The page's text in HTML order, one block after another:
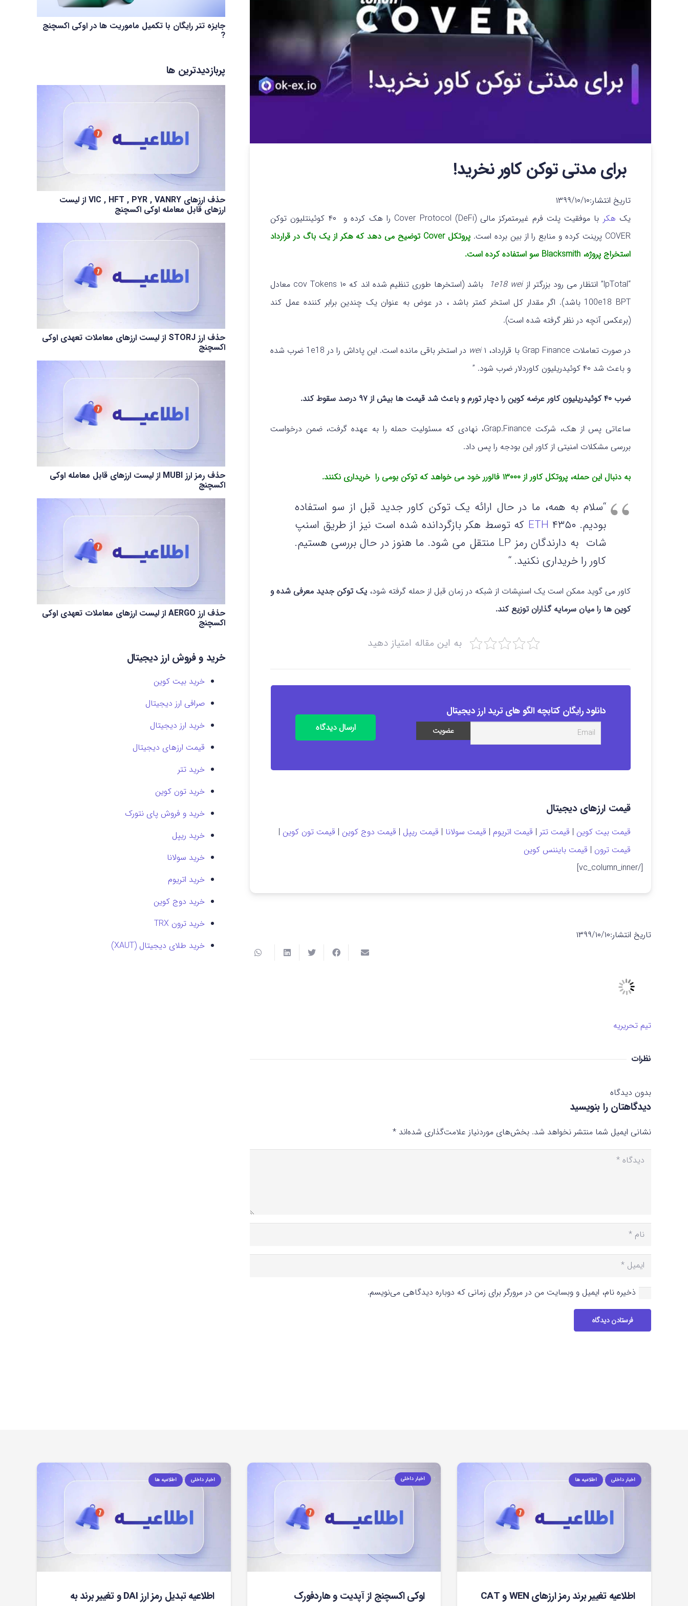
برای مدتی توکن کاور نخرید!
تاریخ انتشار:۱۳۹۹/۱۰/۱۰
یک هکر
با موفقیت پلت فرم غیرمتمرکز مالی (DeFi) Cover Protocol را هک کرده و ۴۰ کوئینتلیون توکن
COVER پرینت کرده و منابع را از بین برده است.
پروتکل Cover توضیح می دهد که هکر از یک باگ در قرارداد
استخراج پروژه، Blacksmith سو استفاده کرده است.
“lpTotal” انتظار می رود بزرگتر از 1e18 wei
باشد (استخرها طوری تنظیم شده اند که ۱۰ cov Tokens معادل
100e18 BPT باشد). اگر مقدار کل استخر کمتر باشد ، در عوض به عنوان یک چندین برابر کننده عمل کند
(برعکس آنچه در نظر گرفته شده است).
در صورت تعاملات Grap Finance با قرارداد، ۱ wei
در استخر باقی مانده است. این پاداش را در 1e18 ضرب شده
و باعث شد ۴۰ کوئیدریلیون کاوردلار ضرب شود. ”
ضرب ۴۰ کوئیدریلیون کاور عرضه کوین را دچار تورم و باعث شد قیمت ها بیش از ۹۷ درصد سقوط کند.
ساعاتی پس از هک، شرکت Grap.Finance، نهادی که مسئولیت حمله را به عهده گرفت، ضمن درخواست
بررسی مشکلات امنیتی از کاور این بودجه را پس داد.
به دنبال این حمله، پروتکل کاور از ۱۳۰۰۰ فالورر خود می خواهد که توکن بومی را خریداری نکنند.
“سلام به همه، ما در حال ارائه یک توکن کاور جدید قبل از سو استفاده
بودیم. ۴۳۵۰
ETH که توسط هکر بازگردانده شده است نیز از طریق اسنپ
شات به دارندگان رمز LP منتقل می شود. ما هنوز در حال بررسی هستیم.
کاور را خریداری نکنید. “
کاور می گوید ممکن است یک اسنپشات از شبکه در زمان قبل از حمله گرفته شود، یک توکن جدید معرفی شده و
کوین ها را میان سرمایه گذاران توزیع کند.
به این مقاله امتیاز دهید
دانلود رایگان کتابچه الگو های ترید ارز دیجیتال
ارسال دیدگاه
قیمت ارزهای دیجیتال
قیمت بیت کوین | قیمت تتر | قیمت اتریوم | قیمت سولانا | قیمت ریپل | قیمت دوج کوین | قیمت تون کوین |
قیمت ترون | قیمت بایننس کوین
[/vc_column_inner]
تاریخ انتشار:۱۳۹۹/۱۰/۱۰
تیم تحریریه
نظرات
بدون دیدگاه
دیدگاهتان را بنویسید
نشانی ایمیل شما منتشر نخواهد شد. بخش‌های موردنیاز علامت‌گذاری شده‌اند *
ذخیره نام، ایمیل و وبسایت من در مرورگر برای زمانی که دوباره دیدگاهی می‌نویسم.
فرستادن دیدگاه
جایزه تتر رایگان با تکمیل ماموریت ها در اوکی اکسچنج
?
پربازدیدترین ها
حذف ارزهای VIC , HFT , PYR , VANRY از لیست
ارزهای قابل معامله اوکی اکسچنج
حذف ارز STORJ از لیست ارزهای معاملات تعهدی اوکی
اکسچنج
حذف رمز ارز MUBI از لیست ارزهای قابل معامله اوکی
اکسچنج
حذف ارز AERGO از لیست ارزهای معاملات تعهدی اوکی
اکسچنج
خرید و فروش ارز دیجیتال
خرید بیت کوین
صرافی ارز دیجیتال
خرید ارز دیجیتال
قیمت ارزهای دیجیتال
خرید تتر
خرید تون کوین
خرید و فروش پای نتورک
خرید ریپل
خرید سولانا
خرید اتریوم
خرید دوج کوین
خرید ترون TRX
خرید طلای دیجیتال (XAUT)
اخبار داخلی اطلاعیه ها
اطلاعیه تغییر برند رمز ارزهای WEN و CAT
اخبار داخلی
اوکی اکسچنج از آپدیت و هاردفورک
اخبار داخلی اطلاعیه ها
اطلاعیه تبدیل رمز ارز DAI و تغییر برند به